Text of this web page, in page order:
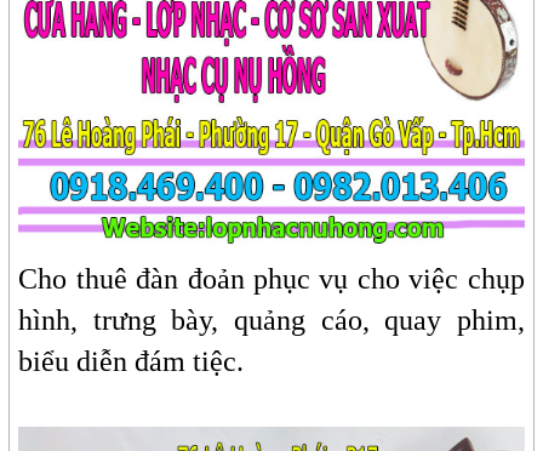
Cho thuê đàn đoản phục vụ cho việc chụp
hình, trưng bày, quảng cáo, quay phim,
biểu diễn đám tiệc.